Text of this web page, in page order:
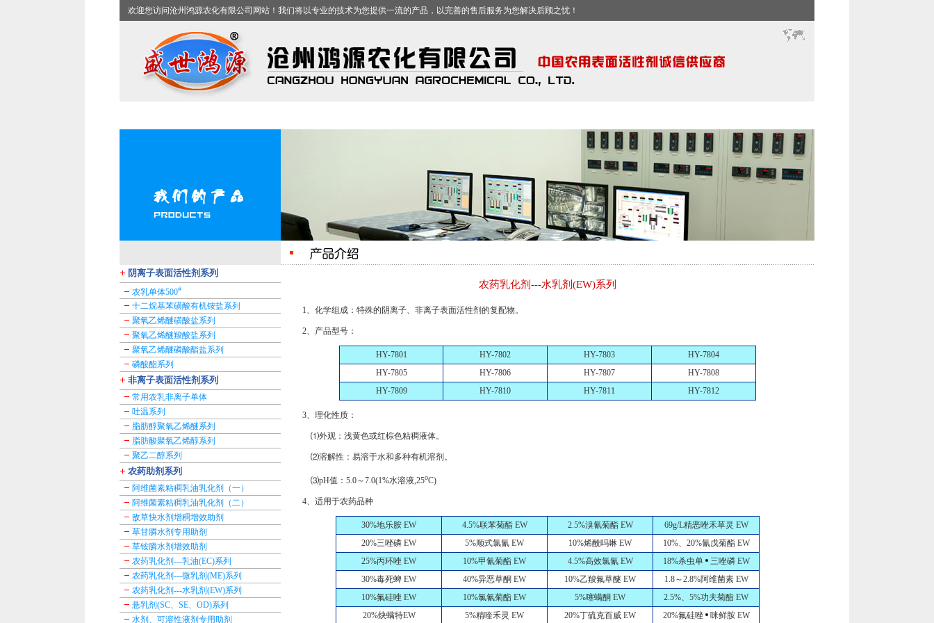
欢迎您访问沧州鸿源农化有限公司网站！我们将以专业的技术为您提供一流的产品，以完善的售后服务为您解决后顾之忧！
阴离子表面活性剂系列
农乳单体500#
十二烷基苯磺酸有机铵盐系列
聚氧乙烯醚磺酸盐系列
聚氧乙烯醚羧酸盐系列
聚氧乙烯醚磷酸酯盐系列
磷酸酯系列
非离子表面活性剂系列
常用农乳非离子单体
吐温系列
脂肪醇聚氧乙烯醚系列
脂肪酸聚氧乙烯醇系列
聚乙二醇系列
农药助剂系列
阿维菌素粘稠乳油乳化剂（一）
阿维菌素粘稠乳油乳化剂（二）
敌草快水剂增稠增效助剂
草甘膦水剂专用助剂
草铵膦水剂增效助剂
农药乳化剂---乳油(EC)系列
农药乳化剂---微乳剂(ME)系列
农药乳化剂---水乳剂(EW)系列
悬乳剂(SC、SE、OD)系列
水剂、可溶性液剂专用助剂
农药乳化剂---水乳剂(EW)系列
1、化学组成：特殊的阴离子、非离子表面活性剂的复配物。
2、产品型号：
HY-7801 HY-7802 HY-7803
HY-7804
HY-7805
HY-7806 HY-7807
HY-7808
HY-7809
HY-7810 HY-7811 HY-7812
3、理化性质：
⑴外观：浅黄色或红棕色粘稠液体。
⑵溶解性：易溶于水和多种有机溶剂。
⑶pH值：5.0～7.0(1%水溶液,25oC)
4、适用于农药品种
30%地乐胺 EW 4.5%联苯菊酯 EW 2.5%溴氰菊酯 EW
69g/L精恶唑禾草灵 EW
20%三唑磷 EW
5%顺式氯氰 EW 10%烯酰吗啉 EW
10%、20%氰戊菊酯 EW
25%丙环唑 EW
10%甲氰菊酯 EW 4.5%高效氯氰 EW 18%杀虫单
三唑磷 EW
30%毒死蜱 EW
40%异恶草酮 EW 10%乙羧氟草醚 EW
1.8～2.8%阿维菌素 EW
10%氟硅唑 EW
10%氯氰菊酯 EW 5%噻螨酮 EW
2.5%、5%功夫菊酯 EW
20%炔螨特EW
5%精喹禾灵 EW 20%丁硫克百威 EW 20%氟硅唑 咪鲜胺 EW